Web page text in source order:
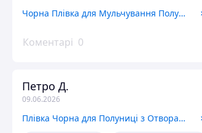
Чорна Плівка для Мульчування Полуниця, полотно 1,2м*500 метрів, 40мкм на 2-3 роки
Коментарі 0
Петро Д.
09.06.2026
Плівка Чорна для Полуниці з Отворами (30х30см), 1,2 * 500м, 40мкм, на 2-3 роки